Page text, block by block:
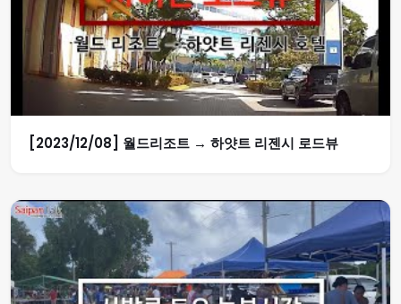
[2023/12/08] 월드리조트 → 하얏트 리젠시 로드뷰